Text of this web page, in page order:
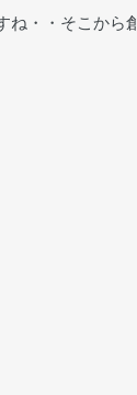
ね・・そこから